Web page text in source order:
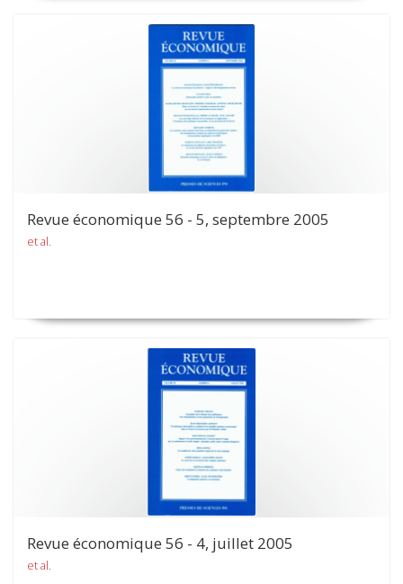
Revue économique 56 - 5, septembre 2005
et al.
Revue économique 56 - 4, juillet 2005
et al.